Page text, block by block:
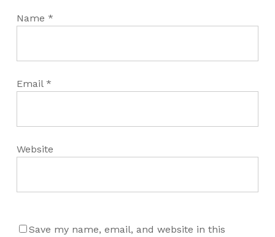
Name *
Email *
Website
Save my name, email, and website in this